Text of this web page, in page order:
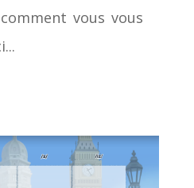
vous vous